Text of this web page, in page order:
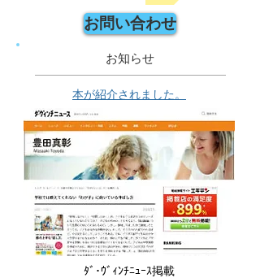
お知らせ
本が紹介されました。
ﾀﾞ･ｳﾞｨﾝﾁﾆｭｰｽ掲載
お問い合わせ